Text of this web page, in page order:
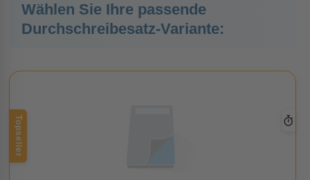
Wählen Sie Ihre passende
Durchschreibesatz-Variante:
Topseller